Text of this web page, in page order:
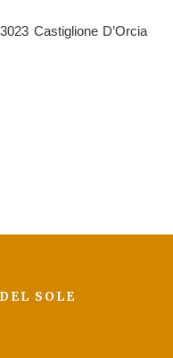
Castiglione D’Orcia
SOLE